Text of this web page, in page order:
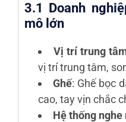
3.1 Doanh
mô lớn
Vị trí trung
vị trí trung tâm,
Ghế: Ghế bọc
cao, tay vịn chắc
Hệ thống nghe